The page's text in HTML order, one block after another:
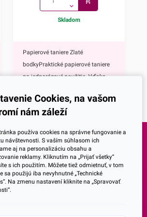
Skladom
Papierové taniere Zlaté
bodkyPraktické papierové taniere
na jednorázové použitie. Vďaka
zdobeniu krásne vyniknú na
každom slávnostnom
nepochybne mnoho výhod,
napríklad:keďže ide o jednorazové
taniere, nečaká Vás žiadne zdĺhavé
umývanie riadu po oslave,vďaka
ich nerozbitnosti sa nemusíte
1,96 € s DPH
SIETE
Cookies, na vašom
nám záleží
používa cookies na správne fungovanie a
návštevnosti. S vaším súhlasom ich
aj na personalizáciu obsahu a
reklamy. Kliknutím na „Prijať všetky“
s ich použitím. Môžete tiež odmietnuť, v tom
sa použijú iba nevyhnutné „Technické
Na zmenu nastavení kliknite na „Spravovať